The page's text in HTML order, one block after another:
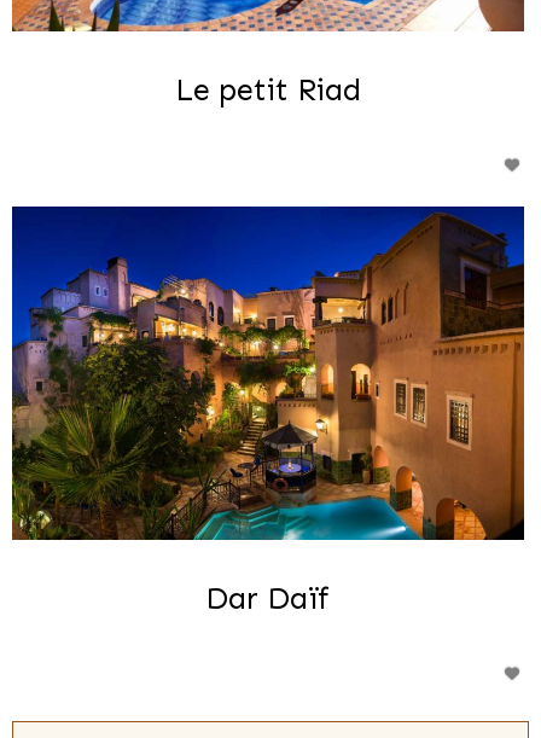
Le petit Riad
Dar Daïf